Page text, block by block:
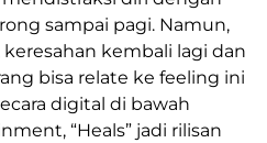
sampai pagi. Namun,
kembali lagi dan
bisa relate ke feeling ini
digital di bawah
“Heals” jadi rilisan